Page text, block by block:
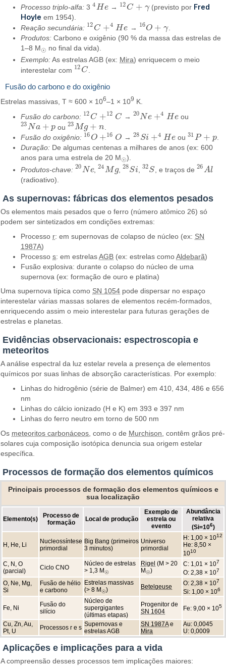
Processo triplo-alfa: 34He
4He → 12 C + γ
12C+γ (previsto por Fred
Hoyle em 1954).
Reação secundária: 12 C +4 He
12C+4H e → 16O + γ
16O +γ
.
Produtos: Carbono e oxigênio (90 % da massa das estrelas de
1–8 M☉ no final da vida).
Exemplo:As estrelas AGB (ex: Mira) enriquecem o meio
interestelar com 12 C
12C
Fusão do carbono e do oxigênio
Estrelas massivas, T ≈ 600 × 106–1 × 109 K.
Fusão do carbono: 12 C +12 C
12C+12C → 20Ne +4 He
20Ne+ 4He ou
23Na + p
23Na+ p ou23Mg + n
23Mg+ n
Fusão do oxigênio: 16 O +16 O
16O +16O → 28 Si +4 He
28Si+ 4He ou31 P + p
31P+p
.
Duração: De algumas centenas a milhares de anos (ex: 600
anos para uma estrela de 20 M☉).
Produtos-chave: 20Ne
20Ne,24Mg
24Mg , 28Si
28Si 32S
32S , e traços de26Al
26Al
(radioativo).
As supernovas: fábricas dos elementos pesados
Os elementos mais pesados que o ferro (número atômico 26) só
podem ser sintetizados em condições extremas:
Processo r: em supernovas de colapso de núcleo (ex: SN
1987A)
Processos: em estrelasAGB (ex: estrelas comoAldebarã)
Fusão explosiva: durante o colapso do núcleo de uma
supernova (ex: formação de ouro e platina)
Uma supernova típica como SN 1054 pode dispersar no espaço
interestelar várias massas solares de elementos recém-formados,
enriquecendo assim o meio interestelar para futuras gerações de
estrelas e planetas.
Evidências observacionais: espectroscopia e
meteoritos
A análise espectral da luz estelar revela a presença de elementos
químicos por suas linhas de absorção características. Por exemplo:
Linhas do hidrogênio (série de Balmer) em 410, 434, 486 e 656
nm
Linhas do cálcio ionizado (H e K) em 393 e 397 nm
Linhas do ferro neutro em torno de 500 nm
Os meteoritos carbonáceos , como o de Murchison , contêm grãos pré-
solares cuja composição isotópica denuncia sua origem estelar
específica.
Processos de formação dos elementos químicos
Principais processos de formação dos elementos químicos e
sua localização
Elemento(s)
Processo de
formação
Local de produção
Exemplo de
estrela ou
evento
Abundância
relativa
(Si=106)
H, He, Li
Nucleossíntese
primordial
Big Bang (primeiros
3 minutos)
Universo
primordial
H: 1,00 × 1012
He: 8,50 ×
1010
C, N, O
(parcial)
Ciclo CNO
Núcleo de estrelas
> 1,3 M☉
Rigel (M > 20
M☉)
C: 1,01 × 107
O: 2,38 × 107
O, Ne, Mg,
Si
Fusão de hélio
e carbono
Estrelas massivas
(> 8 M☉) Betelgeuse O: 2,38 × 107
Si: 1,00 × 106
Fe, Ni
Fusão do
silício
Núcleo de
supergigantes
(últimas etapas)
Progenitor de
SN 1604
Fe: 9,00 × 105
Cu, Zn, Au,
Pt, U
Processos r e s Supernovas e
estrelas AGB
SN 1987Ae
Mira
Au: 0,0045
U: 0,0009
Aplicações e implicações para a vida
A compreensão desses processos tem implicações maiores: